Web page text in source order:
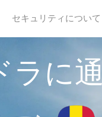
セキュリティについて
ラに